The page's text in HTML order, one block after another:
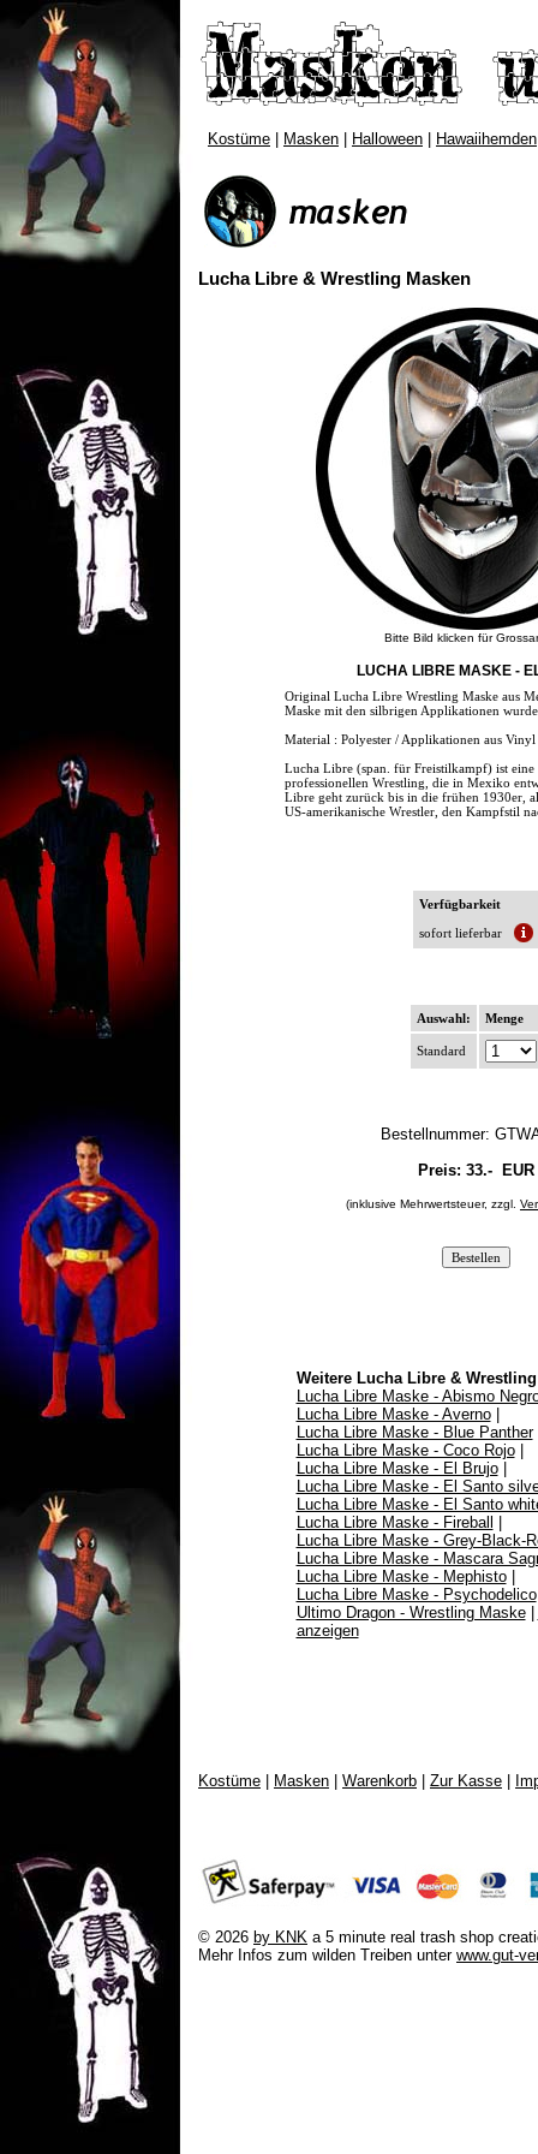
Kostüme Masken Halloween Hawaiihemden
Lucha Libre & Wrestling Masken
Bitte Bild klicken für
LUCHA LIBRE MASKE -
Original Lucha Libre Wrestling Maske aus
Maske mit den silbrigen Applikationen
Material : Polyester / Applikationen aus
Lucha Libre (span. für Freistilkampf) ist eine
professionellen Wrestling, die in Mexiko
Libre geht zurück bis in die frühen 1930er,
US-amerikanische Wrestler, den Kampfstil
Verfügbarkeit
sofort lieferbar
Auswahl: Menge
Standard
Bestellnummer:
Preis: 33.- EUR
(inklusive Mehrwertsteuer, zzgl.
Weitere Lucha Libre &
Lucha Libre Maske - Abismo
Lucha Libre Maske - Averno|
Lucha Libre Maske - Blue Panther
Lucha Libre Maske - Coco Rojo|
Lucha Libre Maske - El Brujo|
Lucha Libre Maske - El Santo
Lucha Libre Maske - El Santo
Lucha Libre Maske - Fireball
Lucha Libre Maske - Grey-Black-
Lucha Libre Maske - Mascara
Lucha Libre Maske - Mephisto|
Lucha Libre Maske - Psychodelico
Ultimo Dragon - Wrestling Maske|
anzeigen
Kostüme Masken Warenkorb Zur Kasse
© 2026 by KNK a 5 minute real trash shop
Mehr Infos zum wilden Treiben unter www.gut-